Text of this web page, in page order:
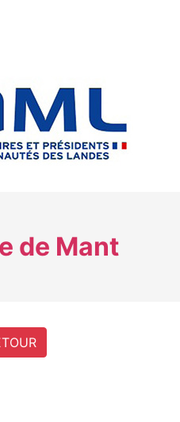
de Mant